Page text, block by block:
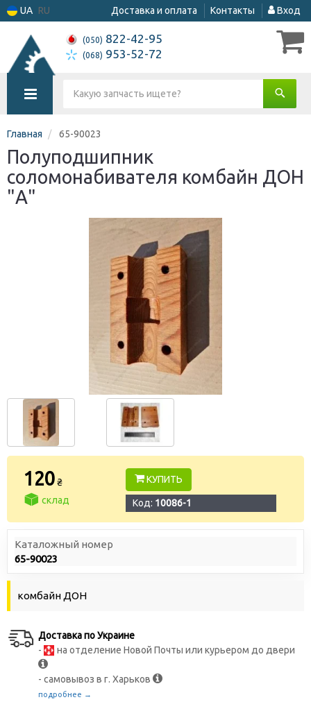
UA RU Доставка и оплата Контакты Вход
(050) 822-42-95
(068) 953-52-72
Главная 65-90023
Полуподшипник
соломонабивателя комбайн ДОН
"А"
120₴
склад
КУПИТЬ
Код: 10086-1
Каталожный номер
65-90023
комбайн ДОН
Доставка по Украине
-
на отделение Новой Почты или курьером до двери
- самовывоз в г. Харьков
подробнее →